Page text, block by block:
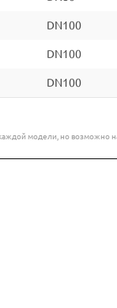
DN100
DN100
DN100
модели, но возможно